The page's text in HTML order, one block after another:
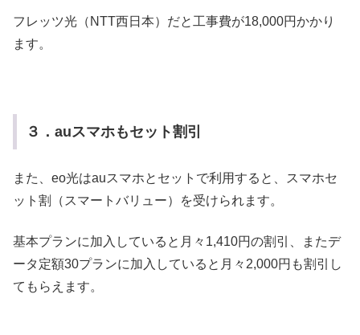
フレッツ光（NTT西日本）だと工事費が18,000円かかり
ます。
３．auスマホもセット割引
また、eo光はauスマホとセットで利用すると、スマホセ
ット割（スマートバリュー）を受けられます。
基本プランに加入していると月々1,410円の割引、またデ
ータ定額30プランに加入していると月々2,000円も割引し
てもらえます。